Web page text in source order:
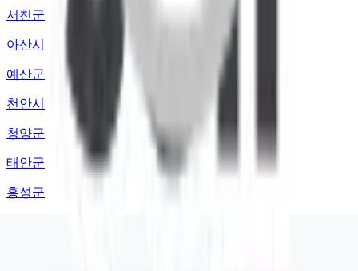
서천군
아산시
예산군
천안시
청양군
태안군
홍성군